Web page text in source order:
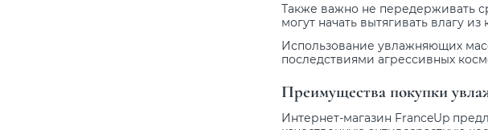
Также важно не передерживать
могут начать вытягивать влагу из
Использование увлажняющих
последствиями агрессивных
Преимущества покупки
Интернет-магазин FranceUp